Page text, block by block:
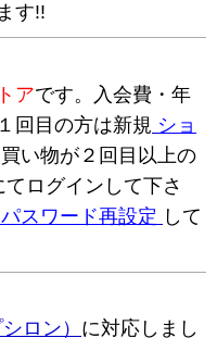
す!!
アです。入会費・年
回目の方は新規 ショ
い物が２回目以上の
てログインして下さ
パスワード再設定 して
ロン） に対応しまし